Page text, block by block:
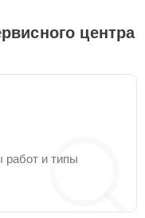
центра
работ и типы